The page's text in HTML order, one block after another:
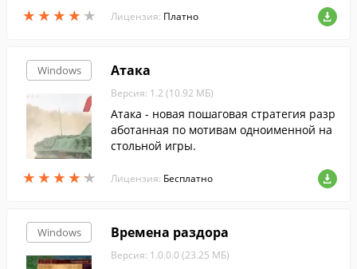
★ ★ ★ ★ ★
★ ★ ★ ★ ★ Лицензия: Платно
Windows
★ ★ ★ ★ ★
★ ★ ★ ★ ★
Атака
Версия: 1.2 (10.92 МБ)
Атака - новая пошаговая стратегия разр
аботанная по мотивам одноименной на
стольной игры.
Лицензия: Бесплатно
Windows Времена раздора
Версия: 1.0.0.0 (23.25 МБ)